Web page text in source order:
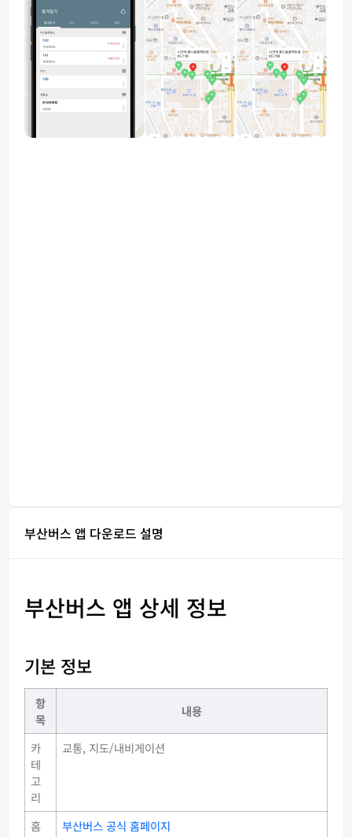
부산버스 앱 다운로드 설명
부산버스 앱 상세 정보
기본 정보
항
목
내용
카
테
고
리
교통, 지도/내비게이션
홈
부산버스 공식 홈페이지